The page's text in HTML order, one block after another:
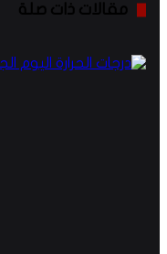
مقالات ذات صلة